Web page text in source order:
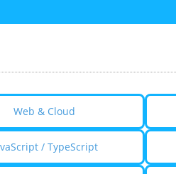
Web & Cloud
/ TypeScript